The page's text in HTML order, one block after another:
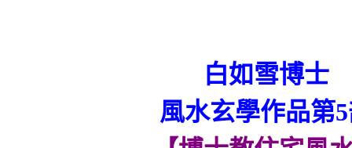
白如雪博士
風水玄學作品第